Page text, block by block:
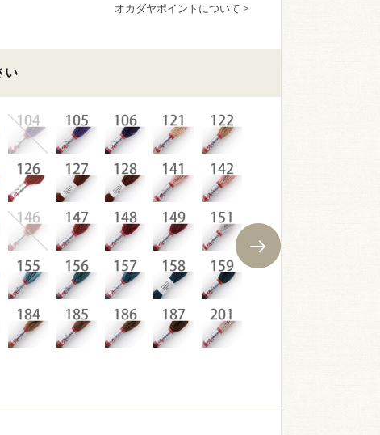
オカダヤポイントについて >
い